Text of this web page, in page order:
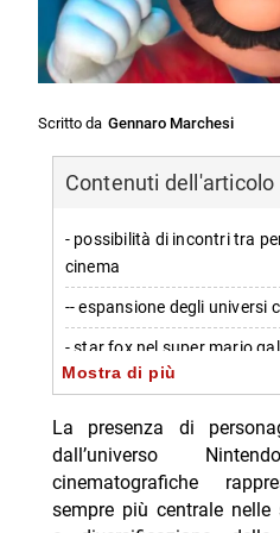
Scritto da Gennaro Marchesi
Contenuti dell'articolo
- possibilità di incontri tra
cinema
-- espansione degli universi
- star fox nel super mario
-- chi potrebbe incontrare
- star fox e il piano di
-- una strategia di
-- Scopri di più da Jump the
Mostra di più
La presenza di
dall’universo
cinematografiche
sempre più centrale